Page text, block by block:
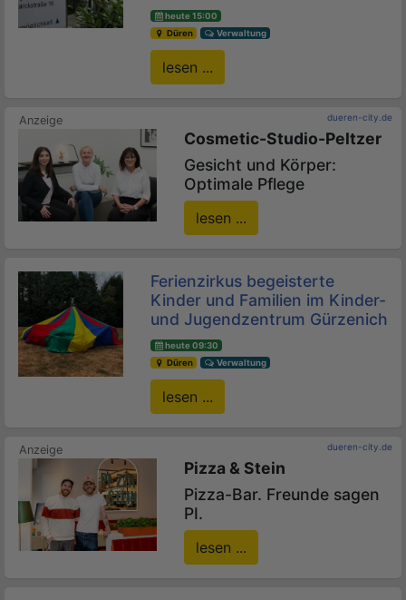
heute 15:00
Düren
Verwaltung
lesen ...
dueren-city.de
Cosmetic-Studio-Peltzer
Gesicht und Körper:
Optimale Pflege
lesen ...
Ferienzirkus begeisterte
Kinder und Familien im Kinder-
und Jugendzentrum Gürzenich
heute 09:30
Düren
Verwaltung
lesen ...
dueren-city.de
Pizza & Stein
Pizza-Bar. Freunde sagen
PI.
lesen ...